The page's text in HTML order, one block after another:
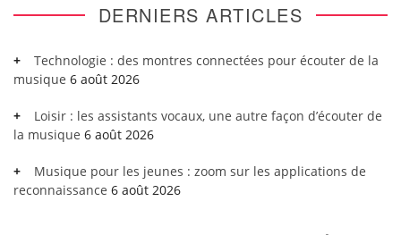
DERNIERS ARTICLES
Technologie : des montres connectées pour écouter de la
musique 6 août 2026
Loisir : les assistants vocaux, une autre façon d’écouter de
la musique 6 août 2026
Musique pour les jeunes : zoom sur les applications de
reconnaissance 6 août 2026